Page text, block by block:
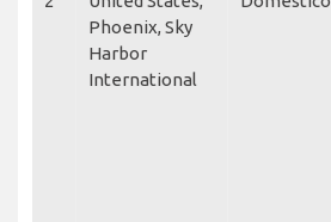
Phoenix, Sky
Harbor
International